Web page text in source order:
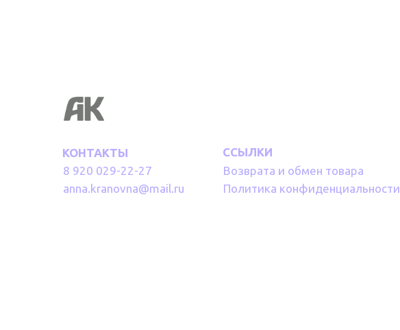
КОНТАКТЫ
8 920 029-22-27
anna.kranovna@mail.ru
ССЫЛКИ
Возврата и обмен товара
Политика конфиденциальности